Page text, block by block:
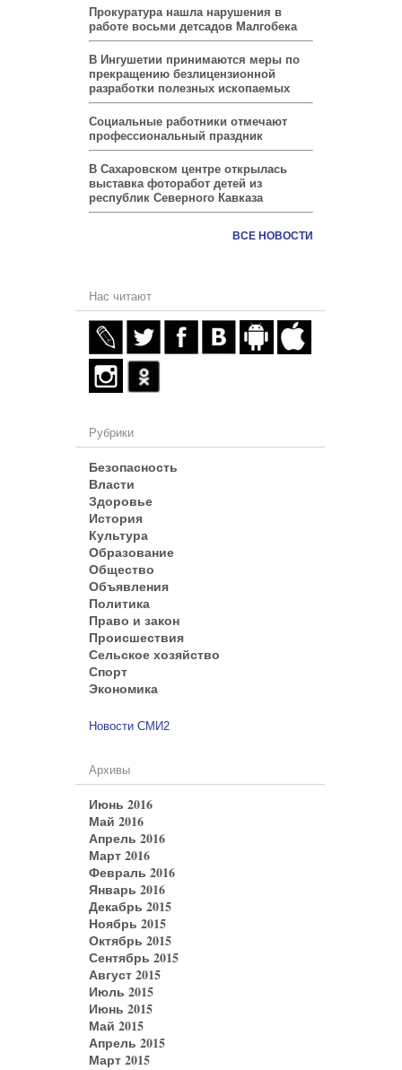
Прокуратура нашла нарушения в
работе восьми детсадов Малгобека
В Ингушетии принимаются меры по
прекращению безлицензионной
разработки полезных ископаемых
Социальные работники отмечают
профессиональный праздник
В Сахаровском центре открылась
выставка фоторабот детей из
республик Северного Кавказа
ВСЕ НОВОСТИ
Нас читают
Рубрики
Безопасность
Власти
Здоровье
История
Культура
Образование
Общество
Объявления
Политика
Право и закон
Происшествия
Сельское хозяйство
Спорт
Экономика
Новости СМИ2
Архивы
Июнь 2016
Май 2016
Апрель 2016
Март 2016
Февраль 2016
Январь 2016
Декабрь 2015
Ноябрь 2015
Октябрь 2015
Сентябрь 2015
Август 2015
Июль 2015
Июнь 2015
Май 2015
Апрель 2015
Март 2015